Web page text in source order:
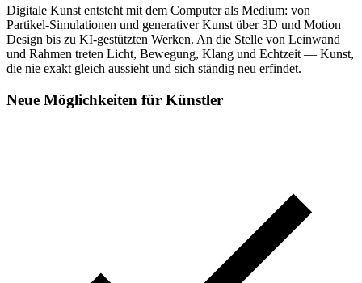
Digitale Kunst entsteht mit dem Computer als Medium: von
Partikel-Simulationen und generativer Kunst über 3D und Motion
Design bis zu KI-gestützten Werken. An die Stelle von Leinwand
und Rahmen treten Licht, Bewegung, Klang und Echtzeit — Kunst,
die nie exakt gleich aussieht und sich ständig neu erfindet.
Neue Möglichkeiten für Künstler